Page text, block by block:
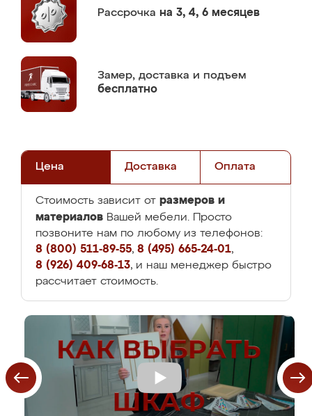
Рассрочка на 3, 4, 6 месяцев
Замер, доставка и подъем
бесплатно
Цена Доставка Оплата
Стоимость зависит от размеров и
материалов Вашей мебели. Просто
позвоните нам по любому из телефонов:
8 (800) 511-89-55, 8 (495) 665-24-01,
8 (926) 409-68-13, и наш менеджер быстро
рассчитает стоимость.